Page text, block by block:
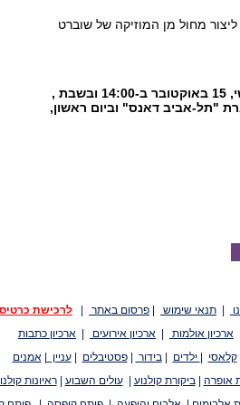
מחול מן המוזיקה של שוברט
"כרמן" תעלה ביום חמישי, 14 באוקטובר ב-21:00, בשישי, 15 באוקטובר ב-14:00 ובשבת ,
במסגרת "תל-אביב דאנס" וביום ראשון,
תנאי שימוש פרסום באתר
לרכישת
ארכיון אולמות ארכיון אירועים
ארכיון כתבות
קלאסי ילדים |בידור |פסטיבלים |עניין |אמנים
אופרה |ביקורת קולנוע |עולים השבוע |ראיונות